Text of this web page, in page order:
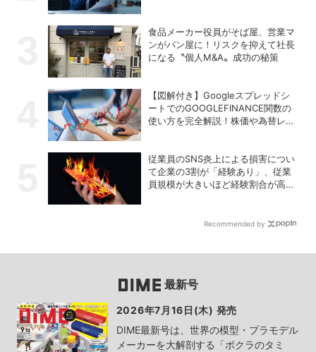
食品メーカー役員がそば屋、営業マ
ンがパン屋に！リスクを抑えて社長
になる〝個人M&A〟成功の秘策
【図解付き】Googleスプレッドシ
ートでのGOOGLEFINANCE関数の
使い方を完全解説！株価や為替レー
従業員のSNS炎上による損害につい
て企業の3割が「経験あり」、従業
員規模が大きいほど経験割合が高い
Recommended by
最新号
2026年7月16日(木) 発売
DIME最新号は、世界の模型・プラモデル
メーカーを大解剖する「ボクラのタミ